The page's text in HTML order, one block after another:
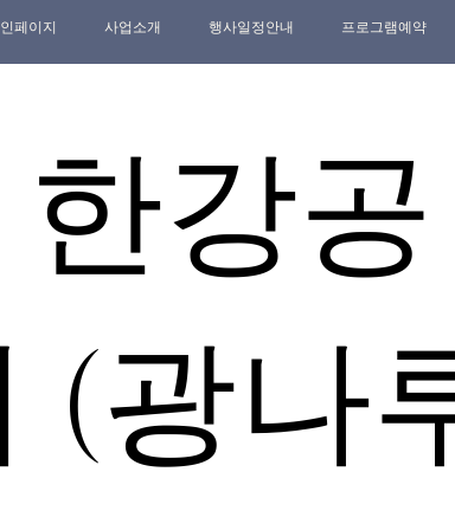
페이지 사업소개 행사일정안내 프로그램예약
강공
(광나